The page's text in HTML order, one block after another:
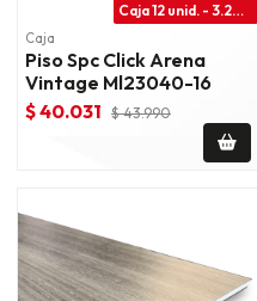
Caja 12 unid. - 3.28 m2
Caja
Piso Spc Click Arena
Vintage Ml23040-16
$ 40.031 $ 43.990